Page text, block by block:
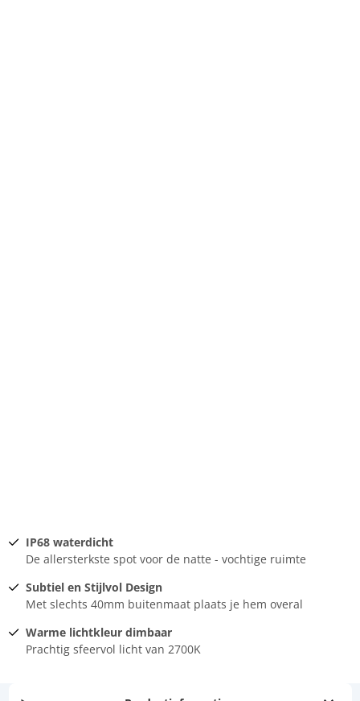
IP68 waterdicht
De allersterkste spot voor de natte - vochtige ruimte
Subtiel en Stijlvol Design
Met slechts 40mm buitenmaat plaats je hem overal
Warme lichtkleur dimbaar
Prachtig sfeervol licht van 2700K